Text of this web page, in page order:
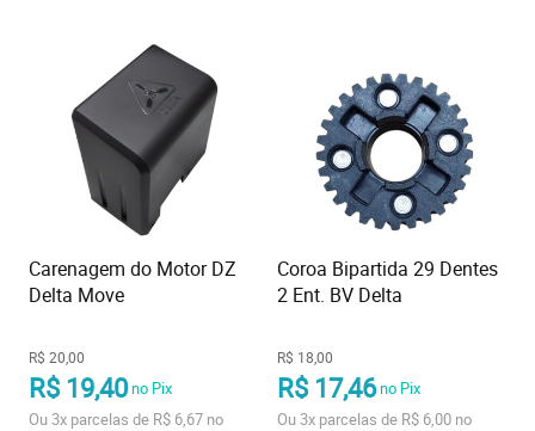
Carenagem do Motor DZ
Delta Move
R$ 20,00
R$ 19,40no Pix
Ou3x parcelas de R$ 6,67 no
Coroa Bipartida 29 Dentes
2 Ent. BV Delta
R$ 18,00
R$ 17,46no Pix
Ou3x parcelas de R$ 6,00 no